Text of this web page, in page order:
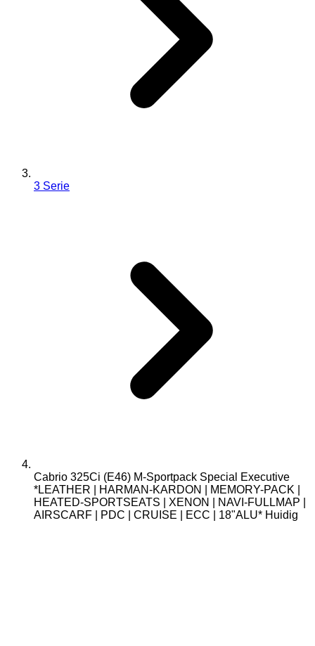
3 Serie
Cabrio 325Ci (E46) M-Sportpack Special Executive
*LEATHER | HARMAN-KARDON | MEMORY-PACK |
HEATED-SPORTSEATS | XENON | NAVI-FULLMAP |
AIRSCARF | PDC | CRUISE | ECC | 18"ALU* Huidig